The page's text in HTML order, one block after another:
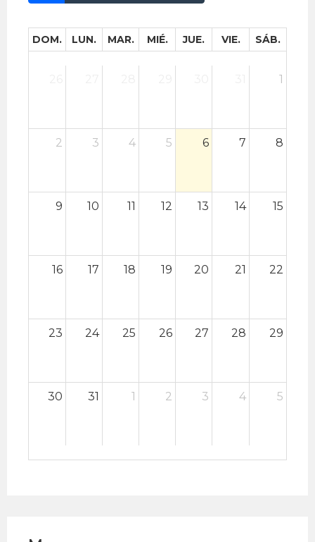
DOM. LUN. MAR. MIÉ. JUE. VIE. SÁB.
1
2 3 4 5 6 7 8
9 10 11 12 13 14 15
16 17 18 19 20 21 22
23 24 25 26 27 28 29
30 31 1 2 3 4 5